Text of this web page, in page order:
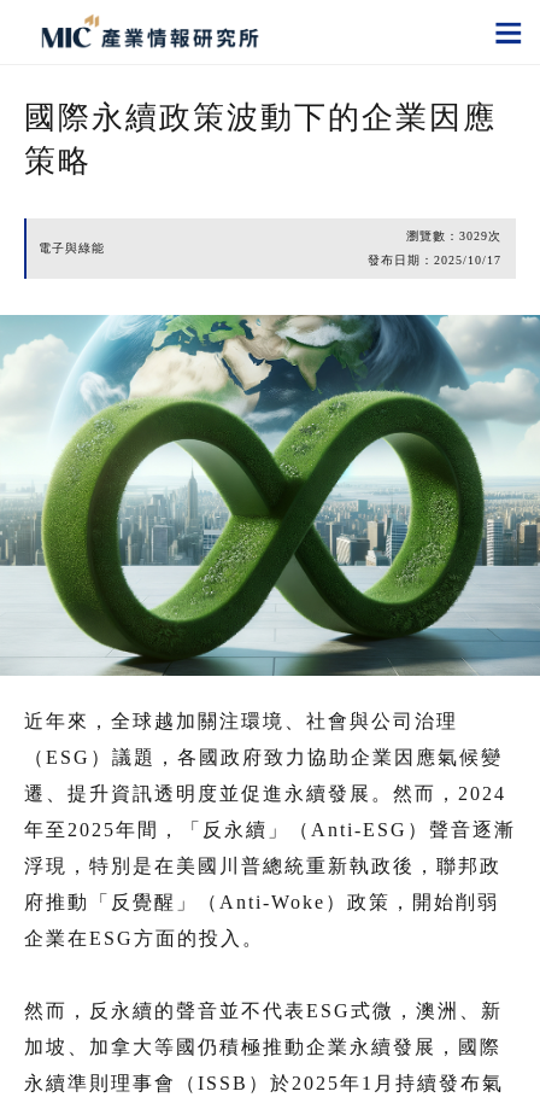
國際永續政策波動下的企業因應
策略
電子與綠能
瀏覽數： 3029次
發布日期： 2025/10/17
近年來，全球越加關注環境、社會與公司治理
（ESG）議題，各國政府致力協助企業因應氣候變
遷、提升資訊透明度並促進永續發展。然而，2024
年至2025年間，「反永續」（Anti-ESG）聲音逐漸
浮現，特別是在美國川普總統重新執政後，聯邦政
府推動「反覺醒」（Anti-Woke）政策，開始削弱
企業在ESG方面的投入。
然而，反永續的聲音並不代表ESG式微，澳洲、新
加坡、加拿大等國仍積極推動企業永續發展，國際
永續準則理事會（ISSB）於2025年1月持續發布氣